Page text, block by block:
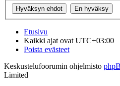
Etusivu
Kaikki ajat ovat UTC+03:00
Poista evästeet
Keskustelufoorumin ohjelmisto
Limited